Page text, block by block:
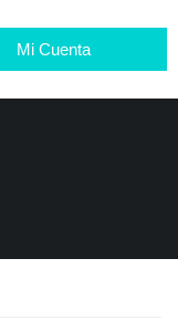
Mi Cuenta